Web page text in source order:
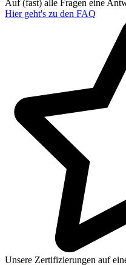
Auf (fast) alle Fragen eine
Hier geht's zu den FAQ
Unsere Zertifizierungen auf